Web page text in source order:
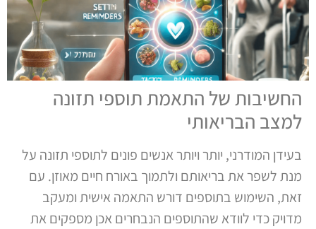
החשיבות של התאמת תוספי תזונה
למצב הבריאותי
בעידן המודרני, יותר ויותר אנשים פונים לתוספי תזונה על
מנת לשפר את בריאותם ולתמוך באורח חיים מאוזן. עם
זאת, השימוש בתוספים דורש התאמה אישית ומעקב
מדויק כדי לוודא שהתוספים הנבחרים אכן מספקים את